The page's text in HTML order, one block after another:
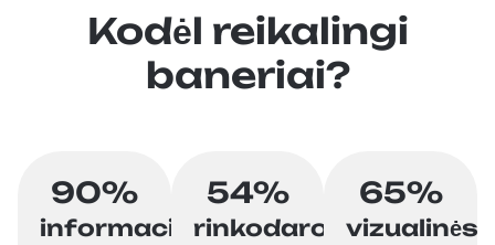
Kodėl reikalingi
baneriai?
90%
informacijos,
54%
rinkodaros
65%
vizualinės